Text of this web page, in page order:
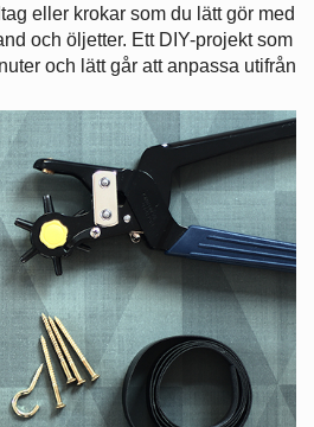
eller krokar som du lätt gör med
och öljetter. Ett DIY-projekt som
och lätt går att anpassa utifrån